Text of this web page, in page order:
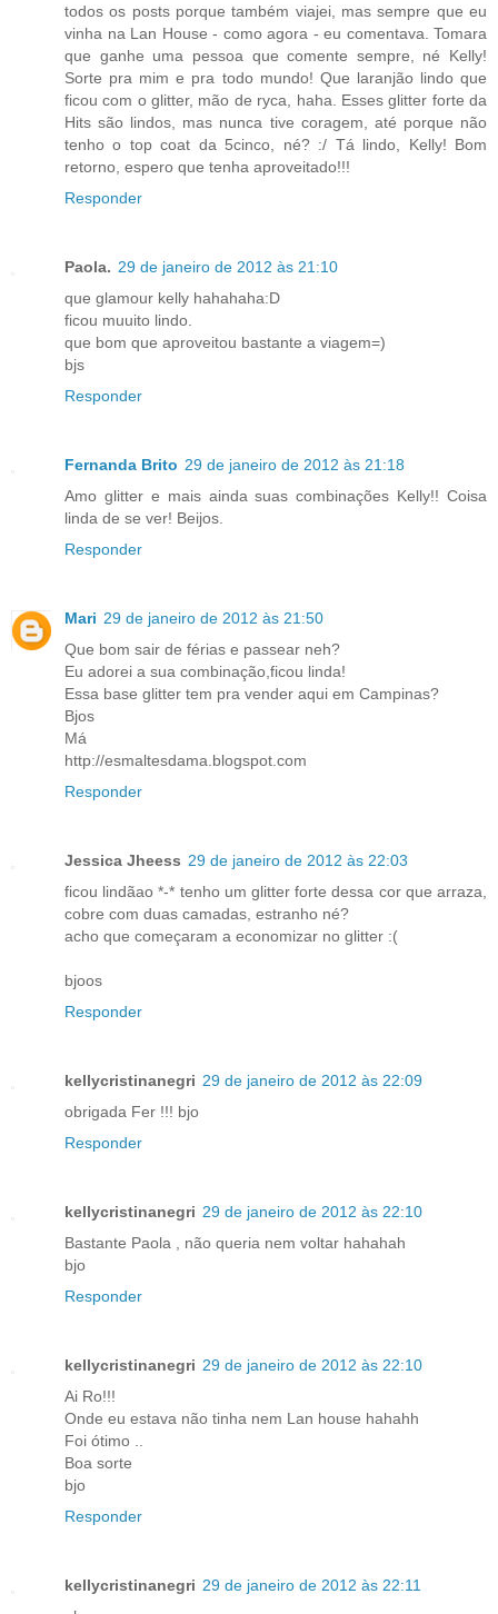
todos os posts porque também viajei, mas sempre que eu
vinha na Lan House - como agora - eu comentava. Tomara
que ganhe uma pessoa que comente sempre, né Kelly!
Sorte pra mim e pra todo mundo! Que laranjão lindo que
ficou com o glitter, mão de ryca, haha. Esses glitter forte da
Hits são lindos, mas nunca tive coragem, até porque não
tenho o top coat da 5cinco, né? :/ Tá lindo, Kelly! Bom
retorno, espero que tenha aproveitado!!!
Responder
Paola. 29 de janeiro de 2012 às 21:10
que glamour kelly hahahaha:D
ficou muuito lindo.
que bom que aproveitou bastante a viagem=)
bjs
Responder
Fernanda Brito 29 de janeiro de 2012 às 21:18
Amo glitter e mais ainda suas combinações Kelly!! Coisa
linda de se ver! Beijos.
Responder
Mari 29 de janeiro de 2012 às 21:50
Que bom sair de férias e passear neh?
Eu adorei a sua combinação,ficou linda!
Essa base glitter tem pra vender aqui em Campinas?
Bjos
Má
http://esmaltesdama.blogspot.com
Responder
Jessica Jheess 29 de janeiro de 2012 às 22:03
ficou lindãao *-* tenho um glitter forte dessa cor que arraza,
cobre com duas camadas, estranho né?
acho que começaram a economizar no glitter :(
bjoos
Responder
kellycristinanegri 29 de janeiro de 2012 às 22:09
obrigada Fer !!! bjo
Responder
kellycristinanegri 29 de janeiro de 2012 às 22:10
Bastante Paola , não queria nem voltar hahahah
bjo
Responder
kellycristinanegri 29 de janeiro de 2012 às 22:10
Ai Ro!!!
Onde eu estava não tinha nem Lan house hahahh
Foi ótimo ..
Boa sorte
bjo
Responder
kellycristinanegri 29 de janeiro de 2012 às 22:11